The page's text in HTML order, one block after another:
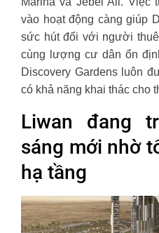
vào hoạt động càng giúp
sức hút đối với người
cùng lượng cư dân ổn
Discovery Gardens luôn
có khả năng khai thác cho
Liwan đang
sáng mới nhờ
hạ tầng